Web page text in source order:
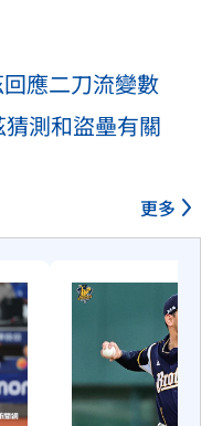
應二刀流變數
測和盜壘有關
更多